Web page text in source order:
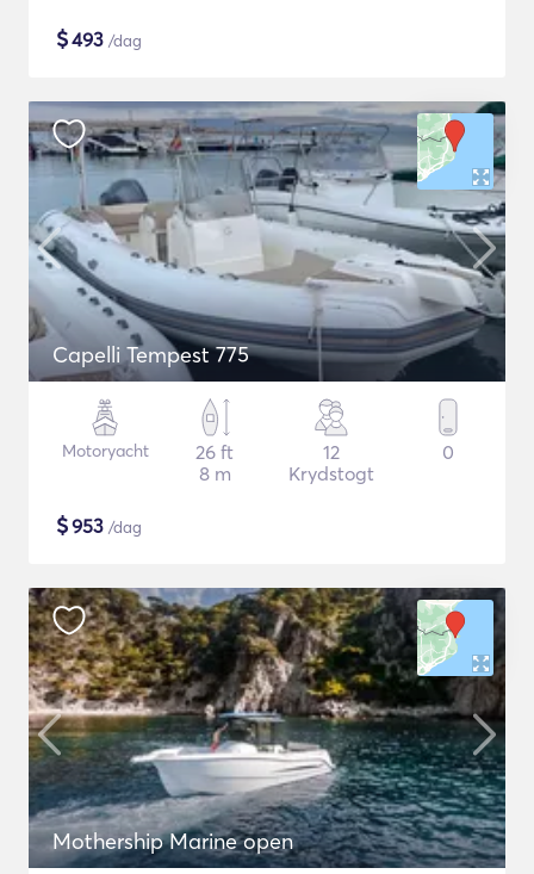
$493 /dag
Capelli Tempest 775
Motoryacht
26 ft
8 m
12
Krydstogt
0
$953 /dag
Mothership Marine open